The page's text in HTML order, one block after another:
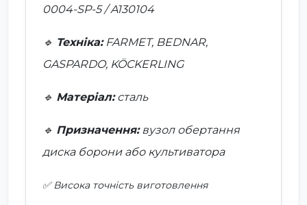
0004-SP-5 / A130104
🔹 Техніка:FARMET, BEDNAR,
GASPARDO, KÖCKERLING
🔹 Матеріал:сталь
🔹 Призначення:вузол обертання
диска борони або культиватора
✅ Висока точність виготовлення